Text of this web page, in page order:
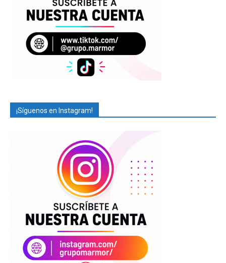
¡Síguenos en Instagram!